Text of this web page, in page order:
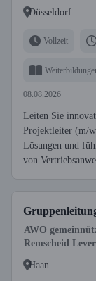
Düsseldorf
Vollzeit
08.08.2026
Leiten Sie
Projektleiter (m/
Lösungen und
von
AWO
Remscheid
Haan